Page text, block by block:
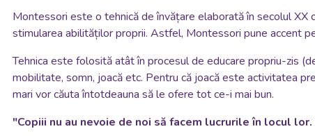
Montessori este o tehnică de învățare elaborată în secolul
stimularea abilităților proprii. Astfel, Montessori pune accent
Tehnica este folosită atât în procesul de educare propriu-zis
mobilitate, somn, joacă etc. Pentru că joacă este activitatea
mari vor căuta întotdeauna să le ofere tot ce-i mai bun.
"Copiii nu au nevoie de noi să facem lucrurile în locul